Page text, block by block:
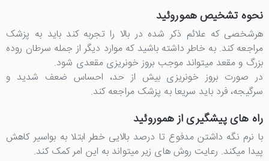
نحوه تشخیص هموروئید
هرشخصی که علائم ذکر شده در بالا را تجربه کند باید به پزشک
مراجعه کند. به خاطر داشته باشید که موارد دیگر از جمله سرطان روده
بزرگ و مقعد میتواند موجب بروز خونریزی مقعدی شود.
در صورت بروز خونریزی بیش از حد، احساس ضعف شدید و
سرگیجه، فرد باید سریعا به پزشک مراجعه کند.
راه های پیشگیری از هموروئید
با نرم نگه داشتن مدفوع تا درصد بالایی خطر ابتلا به بواسیر کاهش
پیدا میکند. رعایت روش های زیر میتواند به این امر کمک کند.